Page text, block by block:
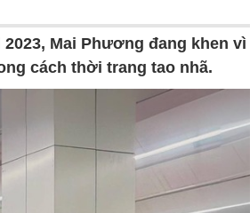
Mai Phương đang khen vì
cách thời trang tao nhã.